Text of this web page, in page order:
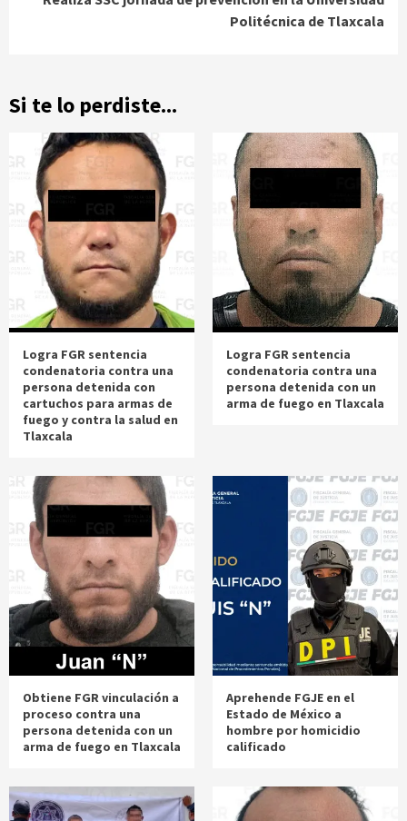
Politécnica de Tlaxcala
Si te lo perdiste...
Logra FGR sentencia
condenatoria contra una
persona detenida con
cartuchos para armas de
fuego y contra la salud en
Tlaxcala
Logra FGR sentencia
condenatoria contra una
persona detenida con un
arma de fuego en Tlaxcala
Obtiene FGR vinculación a
proceso contra una
persona detenida con un
arma de fuego en Tlaxcala
Aprehende FGJE en el
Estado de México a
hombre por homicidio
calificado